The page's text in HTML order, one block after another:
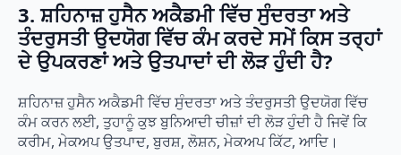
3. ਸ਼ਹਿਨਾਜ਼ ਹੁਸੈਨ ਅਕੈਡਮੀ ਵਿੱਚ ਸੁੰਦਰਤਾ ਅਤੇ
ਤੰਦਰੁਸਤੀ ਉਦਯੋਗ ਵਿੱਚ ਕੰਮ ਕਰਦੇ ਸਮੇਂ ਕਿਸ ਤਰ੍ਹਾਂ
ਦੇ ਉਪਕਰਣਾਂ ਅਤੇ ਉਤਪਾਦਾਂ ਦੀ ਲੋੜ ਹੁੰਦੀ ਹੈ?
ਸ਼ਹਿਨਾਜ਼ ਹੁਸੈਨ ਅਕੈਡਮੀ ਵਿੱਚ ਸੁੰਦਰਤਾ ਅਤੇ ਤੰਦਰੁਸਤੀ ਉਦਯੋਗ ਵਿੱਚ
ਕੰਮ ਕਰਨ ਲਈ, ਤੁਹਾਨੂੰ ਕੁਝ ਬੁਨਿਆਦੀ ਚੀਜ਼ਾਂ ਦੀ ਲੋੜ ਹੁੰਦੀ ਹੈ ਜਿਵੇਂ ਕਿ
ਕਰੀਮ, ਮੇਕਅਪ ਉਤਪਾਦ, ਬੁਰਸ਼, ਲੋਸ਼ਨ, ਮੇਕਅਪ ਕਿੱਟ, ਆਦਿ।